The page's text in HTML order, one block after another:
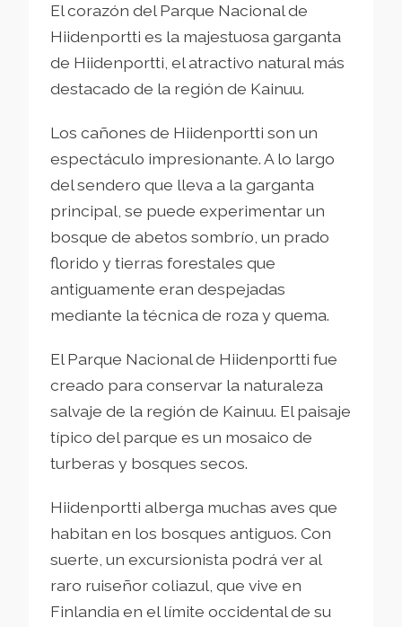
El corazón del Parque Nacional de
Hiidenportti es la majestuosa garganta
de Hiidenportti, el atractivo natural más
destacado de la región de Kainuu.
Los cañones de Hiidenportti son un
espectáculo impresionante. A lo largo
del sendero que lleva a la garganta
principal, se puede experimentar un
bosque de abetos sombrío, un prado
florido y tierras forestales que
antiguamente eran despejadas
mediante la técnica de roza y quema.
El Parque Nacional de Hiidenportti fue
creado para conservar la naturaleza
salvaje de la región de Kainuu. El paisaje
típico del parque es un mosaico de
turberas y bosques secos.
Hiidenportti alberga muchas aves que
habitan en los bosques antiguos. Con
suerte, un excursionista podrá ver al
raro ruiseñor coliazul, que vive en
Finlandia en el límite occidental de su